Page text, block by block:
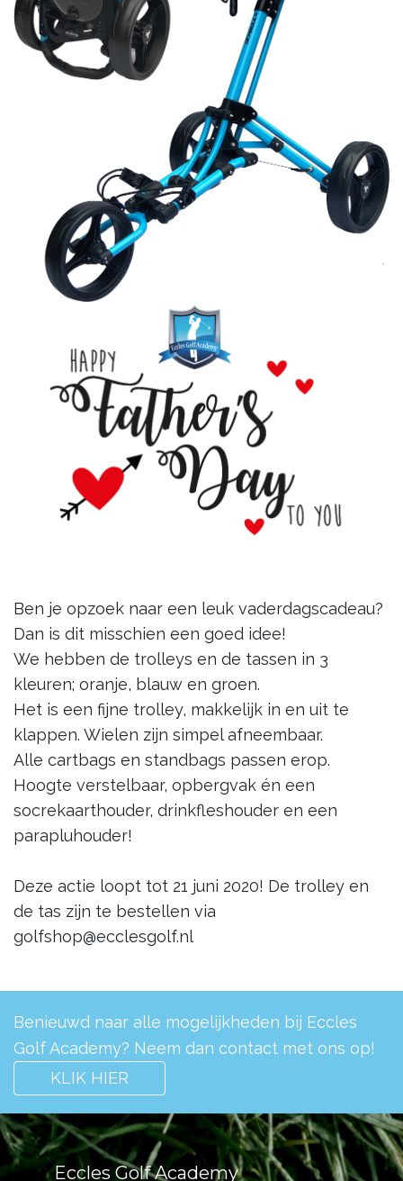
Ben je opzoek naar een leuk vaderdagscadeau?
Dan is dit misschien een goed idee!
We hebben de trolleys en de tassen in 3
kleuren; oranje, blauw en groen.
Het is een fijne trolley, makkelijk in en uit te
klappen. Wielen zijn simpel afneembaar.
Alle cartbags en standbags passen erop.
Hoogte verstelbaar, opbergvak én een
socrekaarthouder, drinkfleshouder en een
parapluhouder!
Deze actie loopt tot 21 juni 2020! De trolley en
de tas zijn te bestellen via
golfshop@ecclesgolf.nl
Benieuwd naar alle mogelijkheden bij Eccles
Golf Academy? Neem dan contact met ons op!
KLIK HIER
Eccles Golf Academy